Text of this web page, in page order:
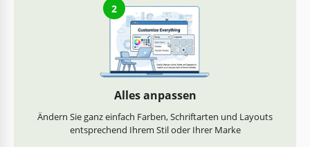
2
Alles anpassen
Ändern Sie ganz einfach Farben, Schriftarten und Layouts
entsprechend Ihrem Stil oder Ihrer Marke